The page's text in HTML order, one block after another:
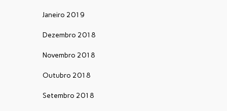
Janeiro 2019
Dezembro 2018
Novembro 2018
Outubro 2018
Setembro 2018